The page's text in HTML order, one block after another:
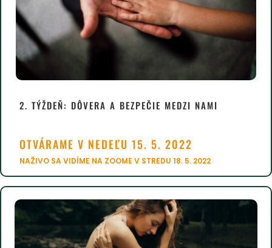
2. TÝŽDEŇ: DÔVERA A BEZPEČIE MEDZI NAMI
OTVÁRAME V NEDEĽU 15. 5. 2022
NAŽIVO SA VIDÍME NA ZOOME V STREDU 18. 5. 2022